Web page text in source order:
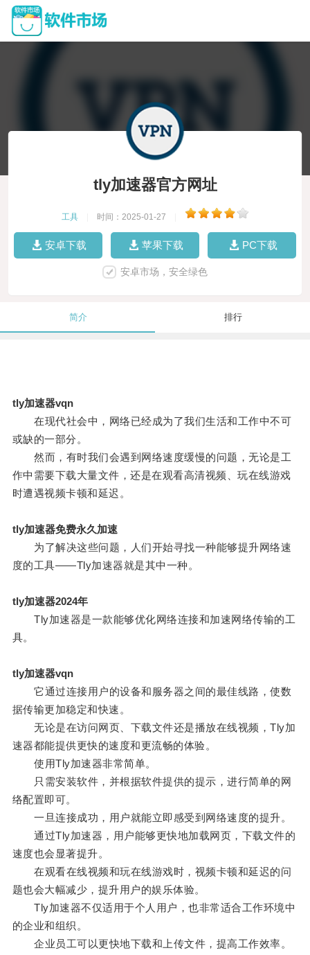
tly加速器官方网址
工具 时间：2025-01-27
安卓下载 苹果下载 PC下载
安卓市场，安全绿色
简介 排行
tly加速器vqn
在现代社会中，网络已经成为了我们生活和工作中不可
或缺的一部分。
然而，有时我们会遇到网络速度缓慢的问题，无论是工
作中需要下载大量文件，还是在观看高清视频、玩在线游戏
时遭遇视频卡顿和延迟。
tly加速器免费永久加速
为了解决这些问题，人们开始寻找一种能够提升网络速
度的工具——Tly加速器就是其中一种。
tly加速器2024年
Tly加速器是一款能够优化网络连接和加速网络传输的工
具。
tly加速器vqn
它通过连接用户的设备和服务器之间的最佳线路，使数
据传输更加稳定和快速。
无论是在访问网页、下载文件还是播放在线视频，Tly加
速器都能提供更快的速度和更流畅的体验。
使用Tly加速器非常简单。
只需安装软件，并根据软件提供的提示，进行简单的网
络配置即可。
一旦连接成功，用户就能立即感受到网络速度的提升。
通过Tly加速器，用户能够更快地加载网页，下载文件的
速度也会显著提升。
在观看在线视频和玩在线游戏时，视频卡顿和延迟的问
题也会大幅减少，提升用户的娱乐体验。
Tly加速器不仅适用于个人用户，也非常适合工作环境中
的企业和组织。
企业员工可以更快地下载和上传文件，提高工作效率。